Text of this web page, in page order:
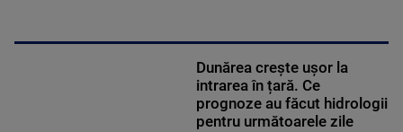
Dunărea crește ușor la
intrarea în țară. Ce
prognoze au făcut hidrologii
pentru următoarele zile